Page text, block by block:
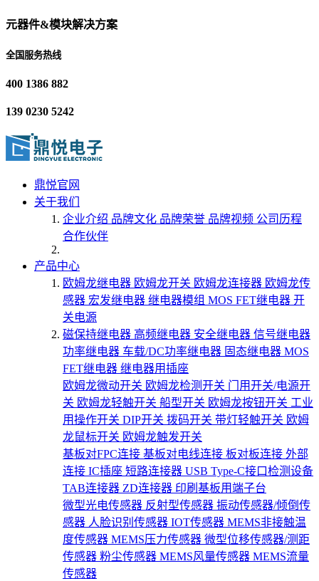
元器件&模块解决方案
全国服务热线
400 1386 882
139 0230 5242
鼎悦官网
关于我们
企业介绍 品牌文化 品牌荣誉 品牌视频 公司历程
合作伙伴
产品中心
欧姆龙继电器 欧姆龙开关 欧姆龙连接器 欧姆龙传
感器 宏发继电器 继电器模组 MOS FET继电器 开
关电源
磁保持继电器 高频继电器 安全继电器 信号继电器
功率继电器 车载/DC功率继电器 固态继电器 MOS
FET继电器 继电器用插座
欧姆龙微动开关 欧姆龙检测开关 门用开关/电源开
关 欧姆龙轻触开关 船型开关 欧姆龙按钮开关 工业
用操作开关 DIP开关 拨码开关 带灯轻触开关 欧姆
龙鼠标开关 欧姆龙触发开关
基板对FPC连接 基板对电线连接 板对板连接 外部
连接 IC插座 短路连接器 USB Type-C接口检测设备
TAB连接器 ZD连接器 印刷基板用端子台
微型光电传感器 反射型传感器 振动传感器/倾倒传
感器 人脸识别传感器 IOT传感器 MEMS非接触温
度传感器 MEMS压力传感器 微型位移传感器/测距
传感器 粉尘传感器 MEMS风量传感器 MEMS流量
传感器